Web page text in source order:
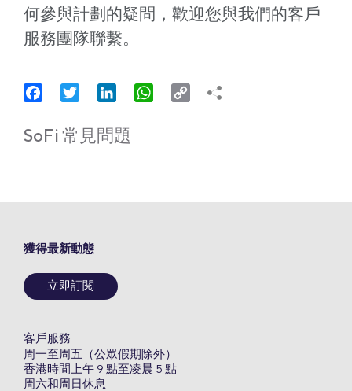
何參與計劃的疑問，歡迎您與我們的客戶
服務團隊聯繫。
FacebookTwitter LinkedInWhatsApp
Copy
SoFi 常見問題
獲得最新動態
立即訂閱
客戶服務
周一至周五（公眾假期除外）
香港時間上午 9 點至凌晨 5 點
周六和周日休息